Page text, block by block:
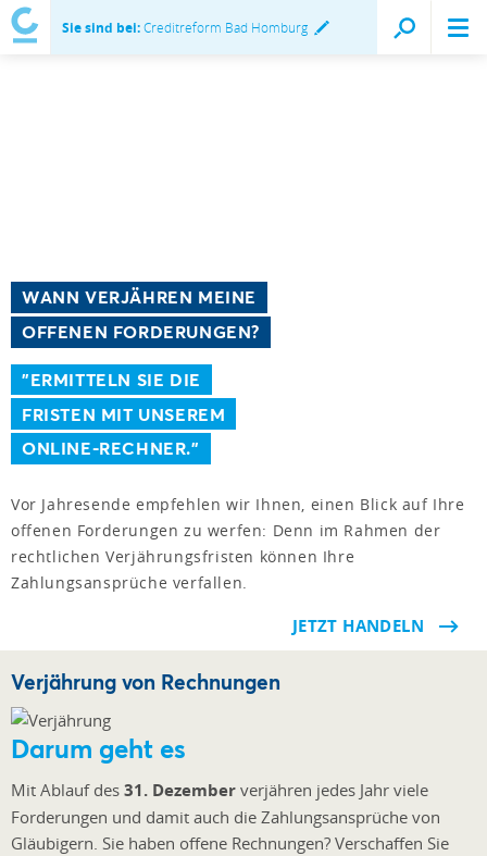
Sie sind bei:Creditreform Bad Homburg
WANN VERJÄHREN MEINE
OFFENEN FORDERUNGEN?
"ERMITTELN SIE DIE
FRISTEN MIT UNSEREM
ONLINE-RECHNER."
Vor Jahresende empfehlen wir Ihnen, einen Blick auf Ihre
offenen Forderungen zu werfen: Denn im Rahmen der
rechtlichen Verjährungsfristen können Ihre
Zahlungsansprüche verfallen.
JETZT HANDELN
Verjährung von Rechnungen
Darum geht es
Mit Ablauf des 31. Dezember verjähren jedes Jahr viele
Forderungen und damit auch die Zahlungsansprüche von
Gläubigern. Sie haben offene Rechnungen? Verschaffen Sie